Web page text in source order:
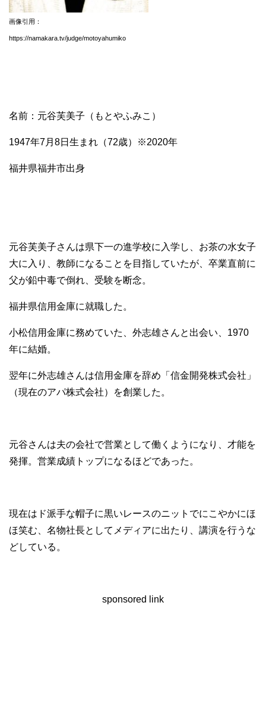
画像引用：
https://namakara.tv/judge/motoyahumiko
名前：元谷芙美子（もとやふみこ）
1947年7月8日生まれ（72歳）※2020年
福井県福井市出身
元谷芙美子さんは県下一の進学校に入学し、お茶の水女子
大に入り、教師になることを目指していたが、卒業直前に
父が鉛中毒で倒れ、受験を断念。
福井県信用金庫に就職した。
小松信用金庫に務めていた、外志雄さんと出会い、1970
年に結婚。
翌年に外志雄さんは信用金庫を辞め「信金開発株式会社」
（現在のアパ株式会社）を創業した。
元谷さんは夫の会社で営業として働くようになり、才能を
発揮。営業成績トップになるほどであった。
現在はド派手な帽子に黒いレースのニットでにこやかにほ
ほ笑む、名物社長としてメディアに出たり、講演を行うな
どしている。
sponsored link